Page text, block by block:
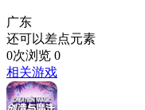
广东
还可以差点元素
0次浏览 0
相关游戏